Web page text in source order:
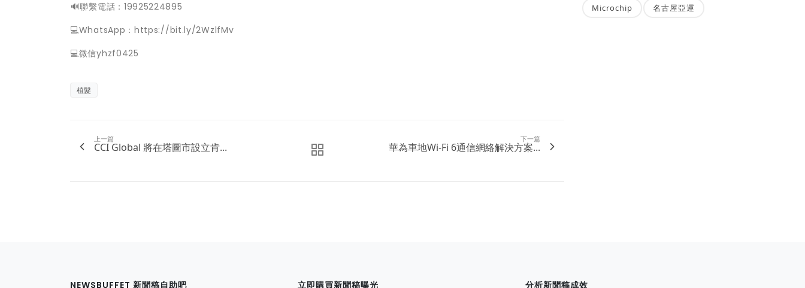
️🔊聯繫電話：19925224895
💻WhatsApp：https://bit.ly/2WzlfMv
💻微信yhzf0425
植髮
上一篇
CCI Global 將在塔圖市設立肯...
下一篇
華為車地Wi-Fi 6通信網絡解決方案...
Microchip 名古屋亞運
NEWSBUFFET 新聞稿自助吧 立即購買新聞稿曝光 分析新聞稿成效